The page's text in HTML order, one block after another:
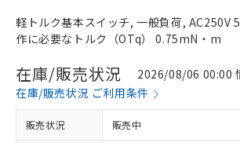
軽トルク基本スイッチ, 一般負荷, AC250V
作に必要なトルク（OTq） 0.75mN・m
在庫/販売状況
2026/08/06 00:00
在庫/販売状況 ご利用条件
販売状況 販売中